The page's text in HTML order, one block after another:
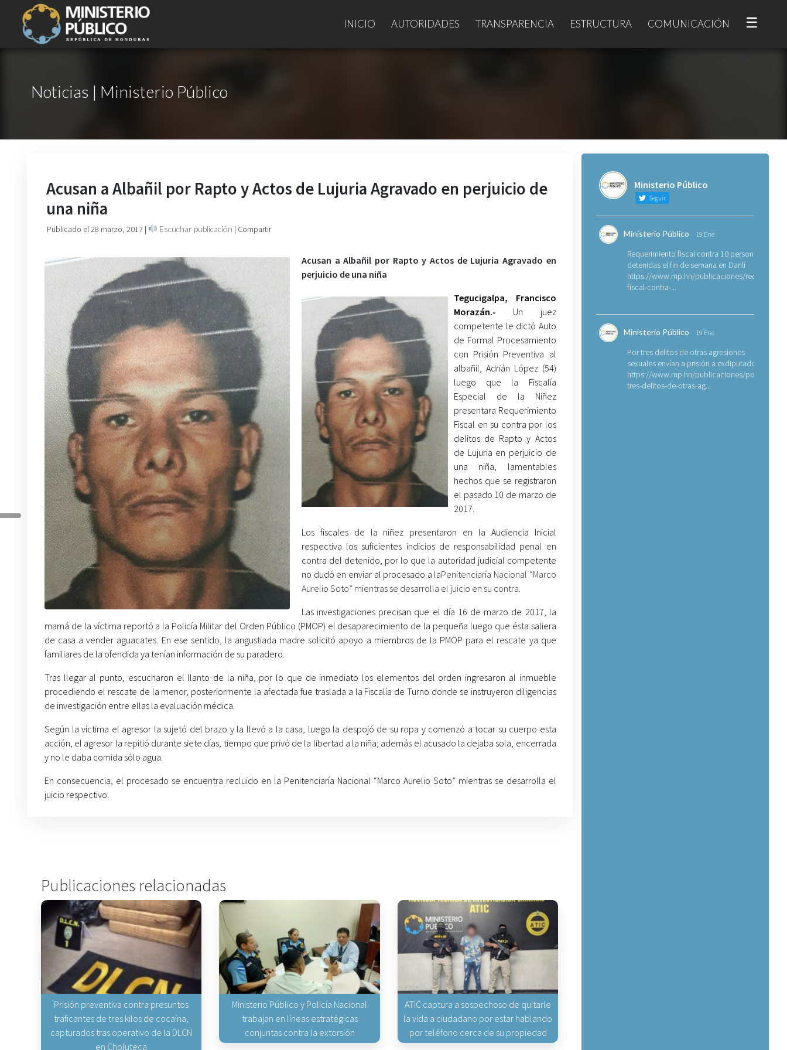
INICIO AUTORIDADES TRANSPARENCIA ESTRUCTURA COMUNICACIÓN ☰
Noticias | Ministerio Público
Acusan a Albañil por Rapto y Actos de Lujuria Agravado en perjuicio de
una niña
Publicado el 28 marzo, 2017 | Escuchar publicación | Compartir
Acusan a Albañil por Rapto y Actos de Lujuria Agravado en
perjuicio de una niña
Tegucigalpa, Francisco
Morazán.- Un juez
competente le dictó Auto
de Formal Procesamiento
con Prisión Preventiva al
albañil, Adrián López (54)
luego que la Fiscalía
Especial de la Niñez
presentara Requerimiento
Fiscal en su contra por los
delitos de Rapto y Actos
de Lujuria en perjuicio de
una niña, lamentables
hechos que se registraron
el pasado 10 de marzo de
2017.
Los fiscales de la niñez presentaron en la Audiencia Inicial
respectiva los suficientes indicios de responsabilidad penal en
contra del detenido, por lo que la autoridad judicial competente
no dudó en enviar al procesado a laPenitenciaría Nacional “Marco
Aurelio Soto” mientras se desarrolla el juicio en su contra.
Las investigaciones precisan que el día 16 de marzo de 2017, la
mamá de la víctima reportó a la Policía Militar del Orden Público (PMOP) el desaparecimiento de la pequeña luego que ésta saliera
de casa a vender aguacates. En ese sentido, la angustiada madre solicitó apoyo a miembros de la PMOP para el rescate ya que
familiares de la ofendida ya tenían información de su paradero.
Tras llegar al punto, escucharon el llanto de la niña, por lo que de inmediato los elementos del orden ingresaron al inmueble
procediendo el rescate de la menor, posteriormente la afectada fue traslada a la Fiscalía de Turno donde se instruyeron diligencias
de investigación entre ellas la evaluación médica.
Según la víctima el agresor la sujetó del brazo y la llevó a la casa, luego la despojó de su ropa y comenzó a tocar su cuerpo esta
acción, el agresor la repitió durante siete días; tiempo que privó de la libertad a la niña; además el acusado la dejaba sola, encerrada
y no le daba comida sólo agua.
En consecuencia, el procesado se encuentra recluido en la Penitenciaría Nacional “Marco Aurelio Soto” mientras se desarrolla el
juicio respectivo.
Publicaciones relacionadas
Prisión preventiva contra presuntos
traficantes de tres kilos de cocaína,
capturados tras operativo de la DLCN
en Choluteca
Ministerio Público y Policía Nacional
trabajan en líneas estratégicas
conjuntas contra la extorsión
ATIC captura a sospechoso de quitarle
la vida a ciudadano por estar hablando
por teléfono cerca de su propiedad
Ministerio Público
Seguir
Ministerio Público 19 Ene
Requerimiento fiscal contra 10 personas
detenidas el fin de semana en Danlí
https://www.mp.hn/publicaciones/
fiscal-contra-...
Ministerio Público 19 Ene
Por tres delitos de otras agresiones
sexuales envían a prisión a exdiputado
https://www.mp.hn/publicaciones/por-
tres-delitos-de-otras-ag...